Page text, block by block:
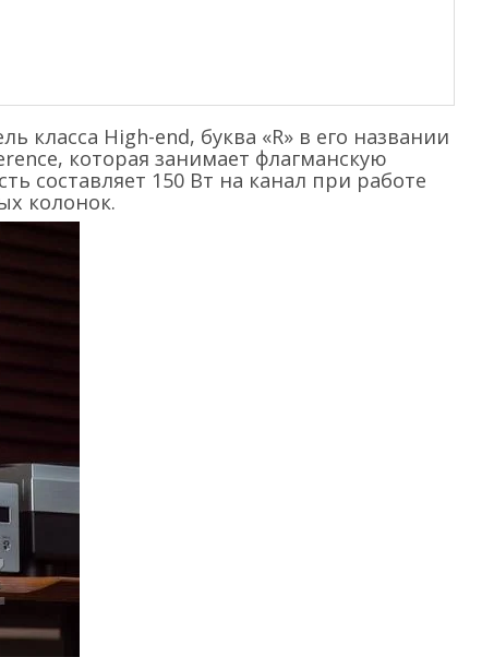
класса High-end, буква «R» в его названии
которая занимает флагманскую
составляет 150 Вт на канал при работе
колонок.